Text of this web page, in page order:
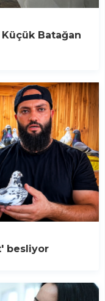
Küçük Batağan
besliyor